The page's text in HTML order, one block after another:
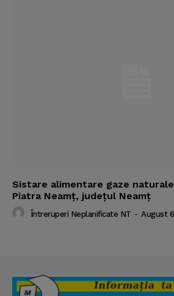
Sistare alimentare gaze
Piatra Neamț, județul Neamț
Întreruperi Neplanificate NT - August